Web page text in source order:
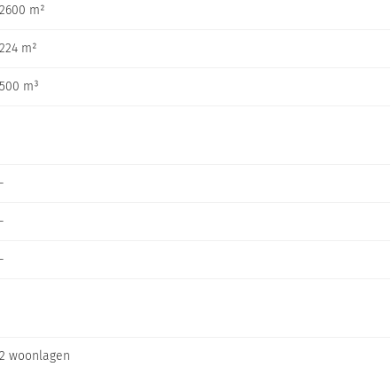
2600 m²
224 m²
500 m³
-
-
-
2 woonlagen